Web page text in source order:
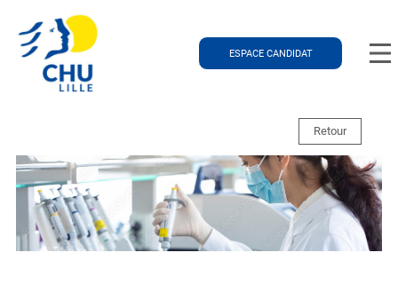
ESPACE CANDIDAT
Retour